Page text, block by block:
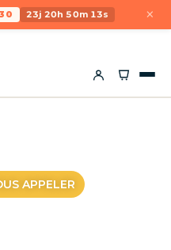
23j 20h 50m 13s ×
APPELER